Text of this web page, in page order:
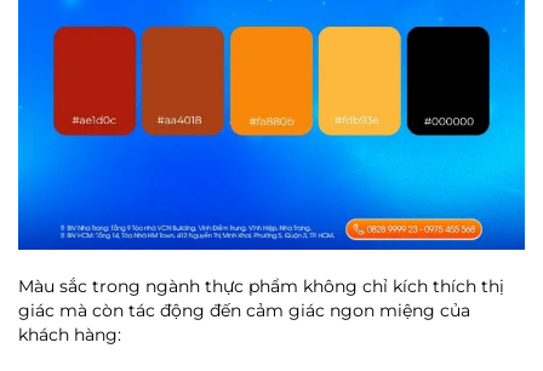
Màu sắc trong ngành thực phẩm không chỉ kích thích thị
giác mà còn tác động đến cảm giác ngon miệng của
khách hàng: